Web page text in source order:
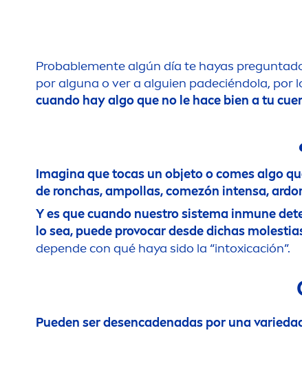
Probablemente algún día te hayas
por alguna o ver a alguien padeciéndola, por
cuando hay algo que no le hace bien a tu
Imagina que tocas un objeto o comes algo
de ronchas, ampollas, comezón intensa,
Y es que cuando nuestro sistema inmune
lo sea, puede provocar desde dichas
depende con qué haya sido la “intoxicación”.
Pueden ser desencadenadas por una